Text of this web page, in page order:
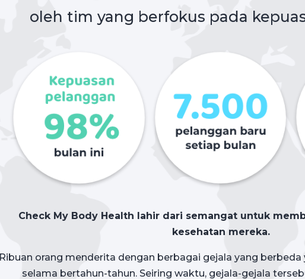
oleh tim yang berfokus pada
Check My Body Health lahir dari semangat untuk
kesehatan mereka.
Ribuan orang menderita dengan berbagai gejala yang
selama bertahun-tahun. Seiring waktu, gejala-gejala